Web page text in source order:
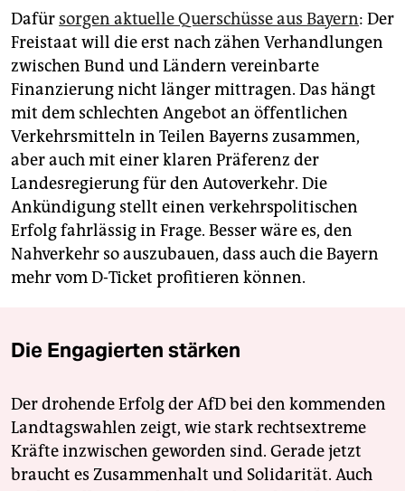
Dafür sorgen aktuelle Querschüsse aus Bayern: Der
Freistaat will die erst nach zähen Verhandlungen
zwischen Bund und Ländern vereinbarte
Finanzierung nicht länger mittragen. Das hängt
mit dem schlechten Angebot an öffentlichen
Verkehrsmitteln in Teilen Bayerns zusammen,
aber auch mit einer klaren Präferenz der
Landesregierung für den Autoverkehr. Die
Ankündigung stellt einen verkehrspolitischen
Erfolg fahrlässig in Frage. Besser wäre es, den
Nahverkehr so auszubauen, dass auch die Bayern
mehr vom D-Ticket profitieren können.
Die Engagierten stärken
Der drohende Erfolg der AfD bei den kommenden
Landtagswahlen zeigt, wie stark rechtsextreme
Kräfte inzwischen geworden sind. Gerade jetzt
braucht es Zusammenhalt und Solidarität. Auch